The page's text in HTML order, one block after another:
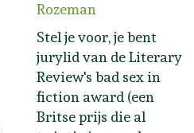
Rozeman
Stel je voor, je bent
jurylid van de Literary
Review's bad sex in
fiction award (een
Britse prijs die al